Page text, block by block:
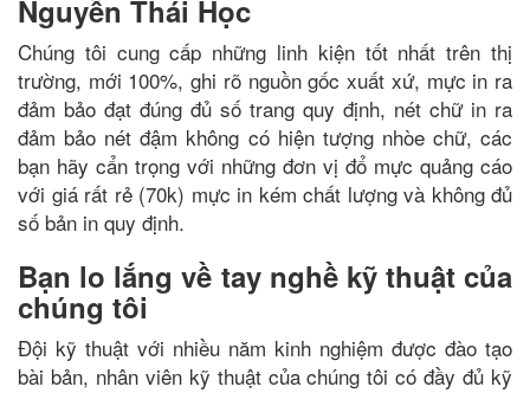
Nguyễn Thái Học
Chúng tôi cung cấp những linh kiện tốt nhất trên thị
trường, mới 100%, ghi rõ nguồn gốc xuất xứ, mực in ra
đảm bảo đạt đúng đủ số trang quy định, nét chữ in ra
đảm bảo nét đậm không có hiện tượng nhòe chữ, các
bạn hãy cẩn trọng với những đơn vị đổ mực quảng cáo
với giá rất rẻ (70k) mực in kém chất lượng và không đủ
số bản in quy định.
Bạn lo lắng về tay nghề kỹ thuật của
chúng tôi
Đội kỹ thuật với nhiều năm kinh nghiệm được đào tạo
bài bản, nhân viên kỹ thuật của chúng tôi có đầy đủ kỹ